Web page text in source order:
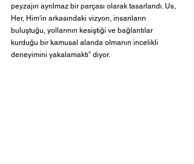
peyzajın ayrılmaz bir parçası olarak tasarlandı. Us,
Her, Him'in arkasındaki vizyon, insanların
buluştuğu, yollarının kesiştiği ve bağlantılar
kurduğu bir kamusal alanda olmanın incelikli
deneyimini yakalamaktı” diyor.